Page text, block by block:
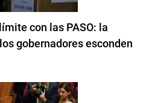
con las PASO: la
gobernadores esconden